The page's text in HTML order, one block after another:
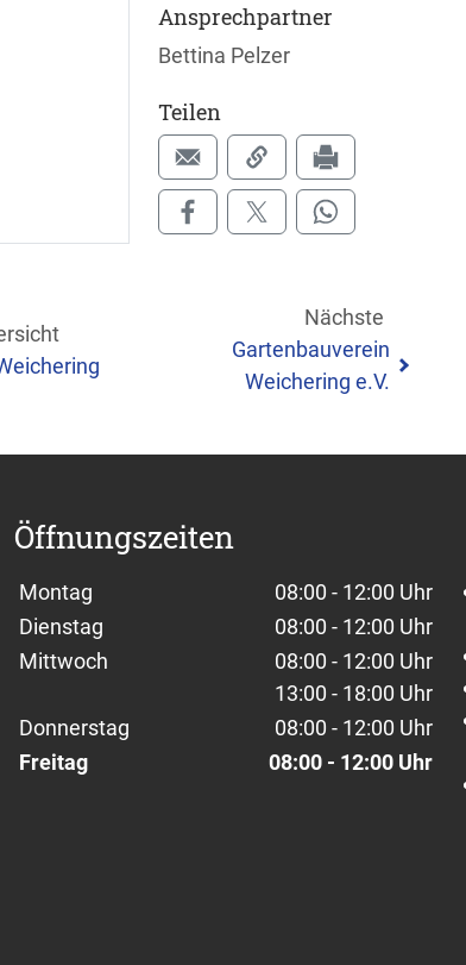
Ansprechpartner
Bettina Pelzer
Teilen
Nächste
Gartenbauverein
Weichering e.V.
Öffnungszeiten
Wochentage / Monate
Öffnungszeiten / Hinweise
Montag
08:00 - 12:00 Uhr
Dienstag
08:00 - 12:00 Uhr
Mittwoch
08:00 - 12:00 Uhr
13:00 - 18:00 Uhr
Donnerstag
08:00 - 12:00 Uhr
Freitag
08:00 - 12:00 Uhr